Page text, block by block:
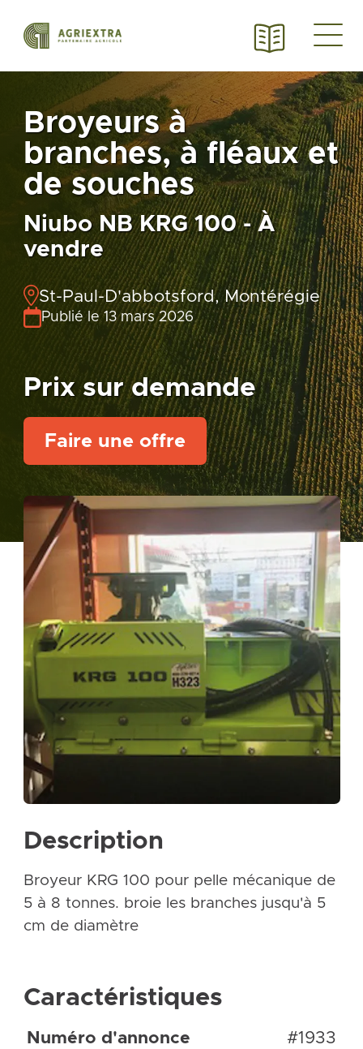
Broyeurs à
branches, à fléaux et
de souches
Niubo NB KRG 100 - À
vendre
St-Paul-D'abbotsford, Montérégie
Publié le 13 mars 2026
Prix sur demande
Faire une offre
Description
Broyeur KRG 100 pour pelle mécanique de
5 à 8 tonnes. broie les branches jusqu'à 5
cm de diamètre
Caractéristiques
Numéro d'annonce #1933